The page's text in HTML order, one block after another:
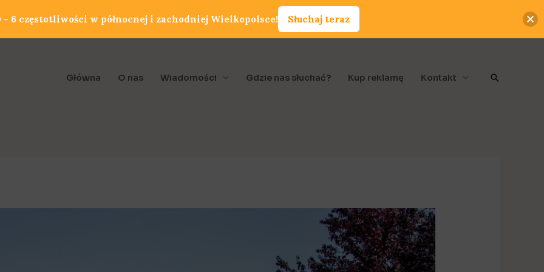
Główna O nas Wiadomości Gdzie nas słuchać? Kup reklamę Kontakt Szukaj
6 częstotliwości w północnej i zachodniej Wielkopolsce! Słuchaj teraz